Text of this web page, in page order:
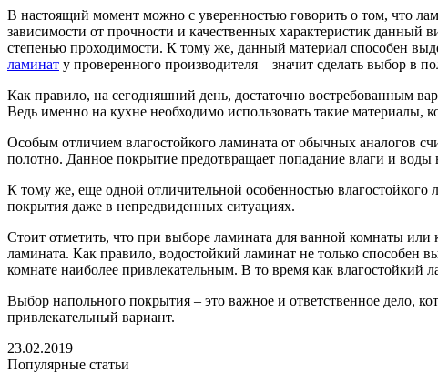
В настоящий момент можно с уверенностью говорить о том, что
зависимости от прочности и качественных характеристик
степенью проходимости. К тому же, данный материал способен
ламинат у проверенного производителя – значит сделать выбор в
Как правило, на сегодняшний день, достаточно востребованным
Ведь именно на кухне необходимо использовать такие материалы,
Особым отличием влагостойкого ламината от обычных аналогов
полотно. Данное покрытие предотвращает попадание влаги и
К тому же, еще одной отличительной особенностью влагостойкого
покрытия даже в непредвиденных ситуациях.
Стоит отметить, что при выборе ламината для ванной комнаты
ламината. Как правило, водостойкий ламинат не только способен
комнате наиболее привлекательным. В то время как влагостойкий
Выбор напольного покрытия – это важное и ответственное дело,
привлекательный вариант.
23.02.2019
Популярные статьи